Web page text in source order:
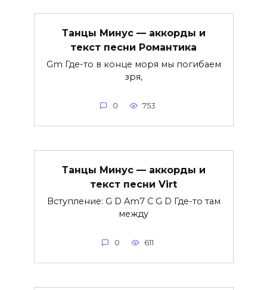
Танцы Минус — аккорды и
текст песни Романтика
Gm Где-то в конце моря мы погибаем
зря,
0 753
Танцы Минус — аккорды и
текст песни Virt
Вступление: G D Am7 C G D Где-то там
между
0 611